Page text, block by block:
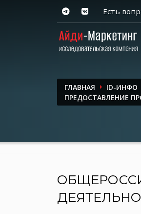
Есть
ГЛАВНАЯ ID-ИНФО
ПРЕДОСТАВЛЕНИЕ